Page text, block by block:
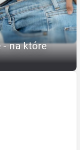
- na które